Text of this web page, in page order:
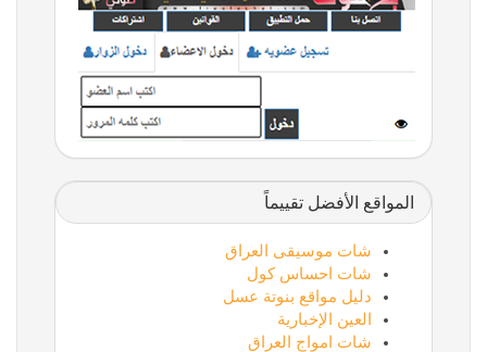
المواقع الأفضل تقييماً
شات موسيقى العراق
شات احساس كول
دليل مواقع بنوتة عسل
العين الإخبارية
شات امواج العراق